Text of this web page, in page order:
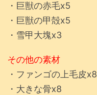
・巨獣の赤毛x5
・巨獣の甲殻x5
・雪甲大塊x3
その他の素材
・ファンゴの上毛皮x8
・大きな骨x8